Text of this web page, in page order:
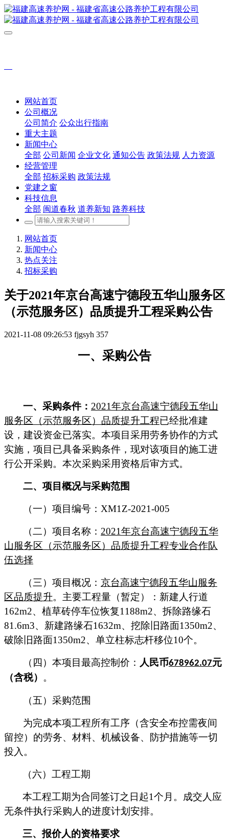
网站首页
公司概况
公司简介 公众出行指南
重大主题
新闻中心
全部 公司新闻 企业文化 通知公告 政策法规 人力资源
经营管理
全部 招标采购 政策法规
党建之窗
科技信息
全部 闽道春秋 道养新知 路养科技
网站首页
新闻中心
热点关注
招标采购
关于2021年京台高速宁德段五华山服务区
（示范服务区）品质提升工程采购公告
2021-11-08 09:26:53 fjgsyh 357
一、 采购公告
一、 采购条件： 2021年京台高速宁德段五华山
服务区（示范服务区）品质提升工程已经批准建
设，建设资金已落实。本项目采用劳务协作的方式
实施，项目已具备采购条件，现对该项目的施工进
行公开采购。本次采购采用资格后审方式。
二、项目概况与采购范围
（一） 项目编号： XM1Z-2021-005
（二）项目名称： 2021年京台高速宁德段五华
山服务区（示范服务区）品质提升工程专业合作队
伍选择
（三）项目概况 ： 京台高速宁德段五华山服务
区品质提升。 主要工程量（暂定）： 新建人行道
162m2、植草砖停车位恢复1 188m2、拆除路缘石
81.6m3、新建路缘石1632m、挖除旧路面1 350m2、
破除旧路面1 350m2、单立柱标志杆移位10个。
（四）本项目最高控制价： 人民币678962.07元
（含税） 。
（五） 采购范围
为完成本项工程所有工序（含安全布控需夜间
留控）的劳务、材料、机械设备、防护措施等一切
投入。
（六）工程工期
本工程工期为合同签订之日起1个月 。 成交人 应
无条件执行采购人 的进度计划安排。
三、报价人的资格要求